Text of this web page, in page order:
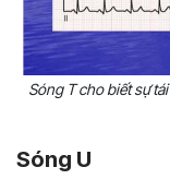
Sóng T cho biết sự
Sóng U